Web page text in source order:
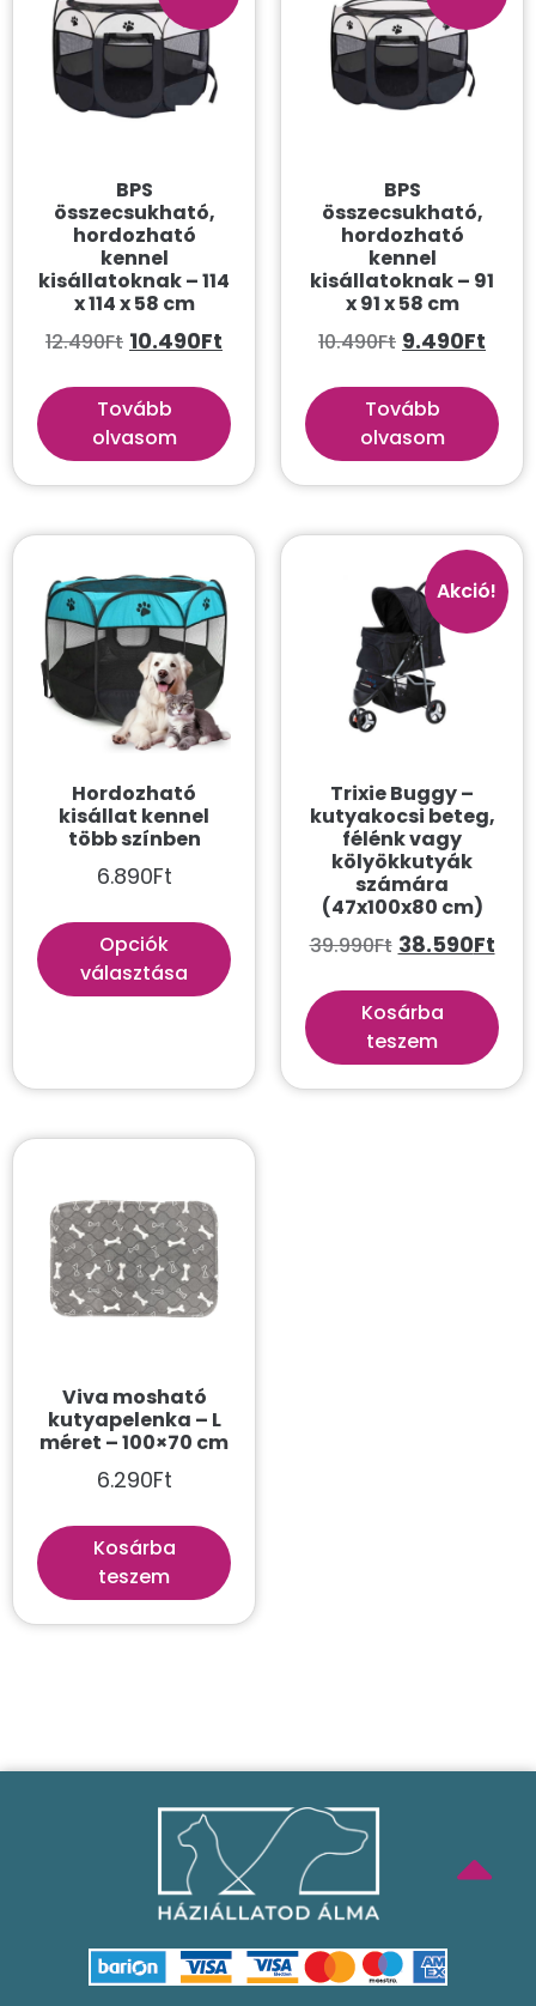
BPS
összecsukható,
hordozható
kennel
kisállatoknak – 114
x 114 x 58 cm
12.490Ft 10.490Ft
Tovább
olvasom
BPS
összecsukható,
hordozható
kennel
kisállatoknak – 91
x 91 x 58 cm
10.490Ft 9.490Ft
Tovább
olvasom
Hordozható
kisállat kennel
több színben
6.890Ft
Opciók
választása
Akció!
Trixie Buggy –
kutyakocsi beteg,
félénk vagy
kölyökkutyák
számára
(47x100x80 cm)
39.990Ft 38.590Ft
Kosárba
teszem
Viva mosható
kutyapelenka – L
méret – 100×70 cm
6.290Ft
Kosárba
teszem